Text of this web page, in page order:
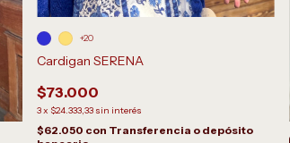
Cardigan SERENA
$73.000
3x $24.333,33 sin interés
$62.050 con Transferencia o depósito
+20